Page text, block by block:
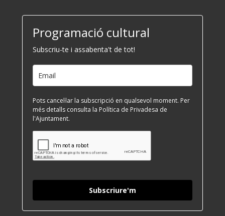
Programació cultural
Subscriu-te i assabenta't de tot!
Pots cancel·lar la subscripció en qualsevol moment. Per
més detalls consulta la Política de Privadesa de
l'Ajuntament.
Subscriure'm